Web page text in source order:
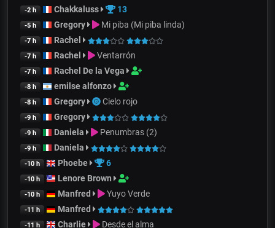
-2 h Chakkaluss 13
-5 h Gregory Mi piba (Mi piba linda)
-7 h Rachel
-7 h Rachel Ventarrón
-7 h Rachel De la Vega
-8 h emilse alfonzo
-8 h Gregory Cielo rojo
-9 h Gregory
-9 h Daniela Penumbras (2)
-9 h Daniela
-10 h Phoebe 6
-10 h Lenore Brown
-10 h Manfred Yuyo Verde
-11 h Manfred
-11 h Charlie Desde el alma